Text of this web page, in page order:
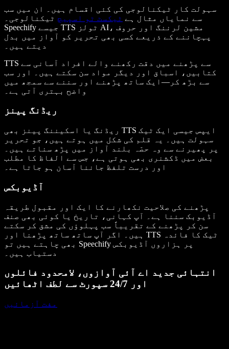
سہولت کار ٹیکنالوجی کی کئی اقسام ہیں۔ ان میں سب
سے نمایاں مثال ہے ٹیکسٹ ٹو اسپیچ ٹیکنالوجی۔
Speechify جیسے TTS ٹولز AI، مشین لرننگ اور حروف
پہچاننے کے ذریعے کسی بھی تحریر کو آواز میں بدل
دیتے ہیں۔
TTS سے پڑھنے میں دقت رکھنے والے افراد آسانی سے
کتابیں، اسباق اور دیگر مواد سن سکتے ہیں۔ اور سب
سے بڑھ کر—ایک ساتھ پڑھنے اور سننے سے سمجھ میں
واضح بہتری آتی ہے۔
ریڈنگ پینز
ریڈنگ یا اسکیننگ پینز بھی TTS ایپس جیسی ایک ٹیک
سہولت ہیں۔ یہ قلم کی شکل میں ہوتے ہیں، جو تحریر
پر پھیرنے سے وہ حصّہ بلند آواز میں پڑھ سناتے ہیں۔
بعض میں ڈکشنری بھی ہوتی ہے، جس سے الفاظ کا مطلب
اور درست تلفظ جاننا آسان ہو جاتا ہے۔
آڈیوبکس
پڑھنے کی صلاحیت نکھارنے کا ایک اور مقبول طریقہ
آڈیوبک سننا ہے۔ آپ کہانی، تاریخ یا کوئی بھی صنف
سن کر پڑھنے کے تقریباً سب پہلوؤں کی مشق کر سکتے
ہیں۔ اگر آپ ساتھ ساتھ پڑھنا اور TTS ٹیک کا فائدہ
بھی چاہتے ہیں تو Speechify پر ہزاروں آڈیوبکس
دستیاب ہیں۔
انتہائی جدید اے آئی آوازوں، لامحدود فائلوں
اور 24/7 سپورٹ سے لطف اٹھائیں
مفت آزمائیں